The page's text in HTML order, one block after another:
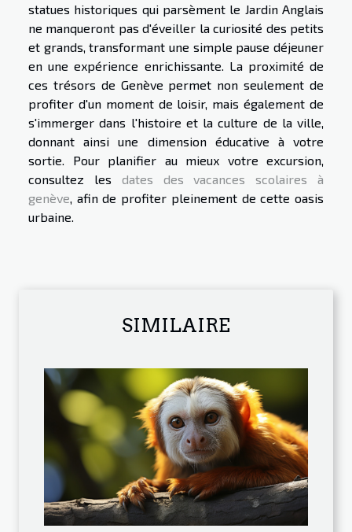
statues historiques qui parsèment le Jardin Anglais
ne manqueront pas d'éveiller la curiosité des petits
et grands, transformant une simple pause déjeuner
en une expérience enrichissante. La proximité de
ces trésors de Genève permet non seulement de
profiter d'un moment de loisir, mais également de
s'immerger dans l'histoire et la culture de la ville,
donnant ainsi une dimension éducative à votre
sortie. Pour planifier au mieux votre excursion,
consultez les dates des vacances scolaires à
genève , afin de profiter pleinement de cette oasis
urbaine.
SIMILAIRE